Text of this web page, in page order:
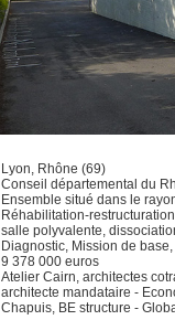
Lyon, Rhône (69)
Conseil départemental du
Ensemble situé dans le
Réhabilitation-
salle polyvalente,
Diagnostic, Mission de base,
9 378 000 euros
Atelier Cairn, architectes
architecte mandataire -
Chapuis, BE structure -